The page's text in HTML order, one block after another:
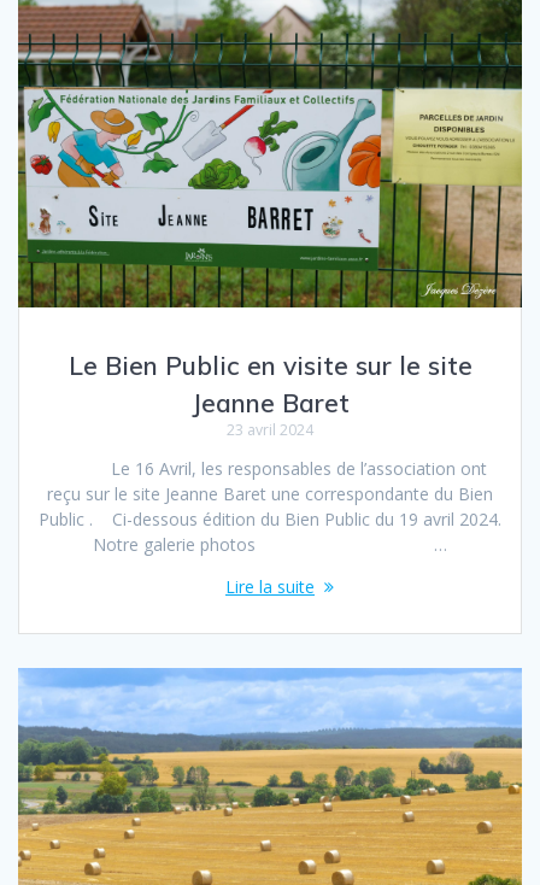
Le Bien Public en visite sur le site
Jeanne Baret
23 avril 2024
Le 16 Avril, les respon­s­ables de l’association ont
reçu sur le site Jeanne Baret une cor­re­spon­dante du Bien
Public . Ci-​​dessous édi­tion du Bien Public du 19 avril 2024.
Notre galerie pho­tos …
Lire la suite